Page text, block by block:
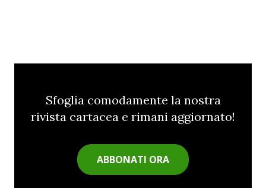
Sfoglia comodamente la nostra
rivista cartacea e rimani aggiornato!
ABBONATI ORA